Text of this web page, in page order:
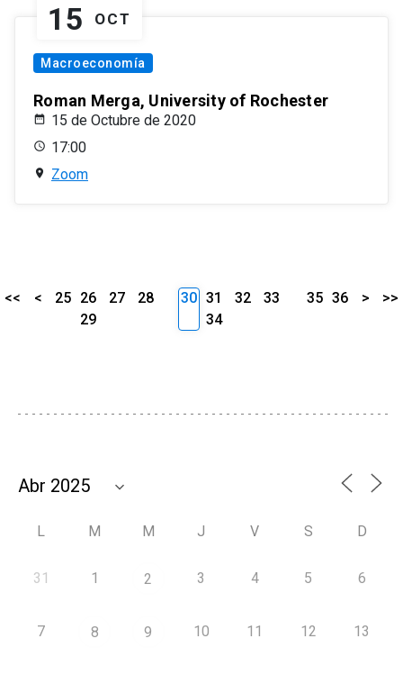
15 OCT
Macroeconomía
Roman Merga, University of Rochester
15 de Octubre de 2020
17:00
Zoom
<< < 25 26 27
28
29
30 31 32
33
34
35 36 > >>
L M M J V S D
31 1 2 3 4 5 6
7 8 9 10 11 12 13